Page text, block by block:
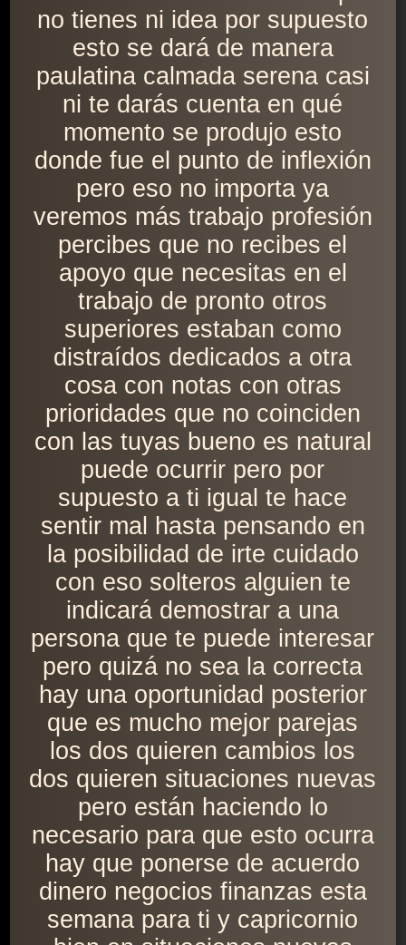
no tienes ni idea por supuesto
esto se dará de manera
paulatina calmada serena casi
ni te darás cuenta en qué
momento se produjo esto
donde fue el punto de inflexión
pero eso no importa ya
veremos más trabajo profesión
percibes que no recibes el
apoyo que necesitas en el
trabajo de pronto otros
superiores estaban como
distraídos dedicados a otra
cosa con notas con otras
prioridades que no coinciden
con las tuyas bueno es natural
puede ocurrir pero por
supuesto a ti igual te hace
sentir mal hasta pensando en
la posibilidad de irte cuidado
con eso solteros alguien te
indicará demostrar a una
persona que te puede interesar
pero quizá no sea la correcta
hay una oportunidad posterior
que es mucho mejor parejas
los dos quieren cambios los
dos quieren situaciones nuevas
pero están haciendo lo
necesario para que esto ocurra
hay que ponerse de acuerdo
dinero negocios finanzas esta
semana para ti y capricornio